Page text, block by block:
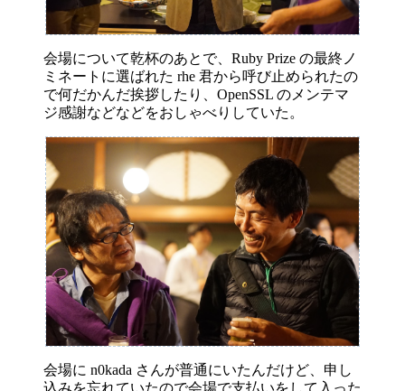
会場について乾杯のあとで、Ruby Prize の最終ノ
ミネートに選ばれた rhe 君から呼び止められたの
で何だかんだ挨拶したり、OpenSSL のメンテマ
ジ感謝などなどをおしゃべりしていた。
会場に n0kada さんが普通にいたんだけど、申し
込みを忘れていたので会場で支払いをして入った